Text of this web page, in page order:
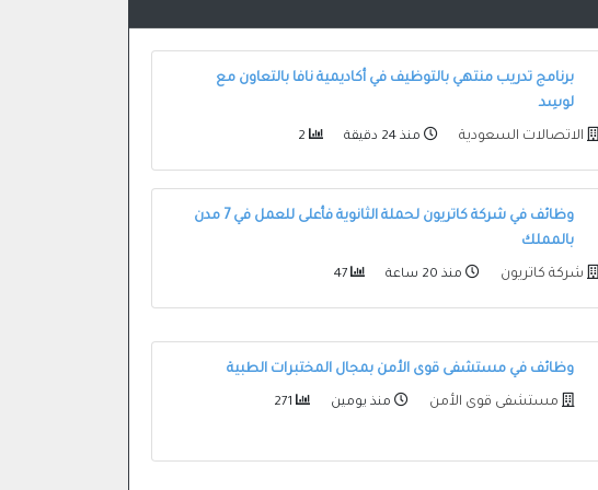
برنامج تدريب منتهي بالتوظيف في أكاديمية نافا بالتعاون مع
لوسِد
الاتصالات السعودية منذ 24 دقيقة
وظائف في شركة كاتريون لحملة الثانوية فأعلى للعمل في 7 مدن
بالمملك
شركة كاتريون منذ 20 ساعة
وظائف في مستشفى قوى الأمن بمجال المختبرات الطبية
مستشفى قوى الأمن منذ يومين